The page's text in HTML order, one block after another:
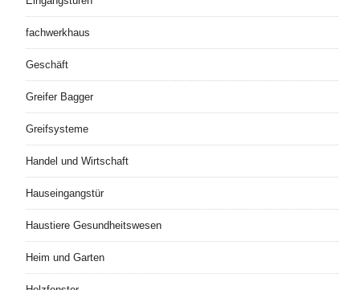
fachwerkhaus
Geschäft
Greifer Bagger
Greifsysteme
Handel und Wirtschaft
Hauseingangstür
Haustiere Gesundheitswesen
Heim und Garten